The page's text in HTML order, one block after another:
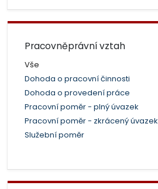
Pracovněprávní vztah
Vše
Dohoda o pracovní činnosti
Dohoda o provedení práce
Pracovní poměr - plný úvazek
Pracovní poměr - zkrácený úvazek
Služební poměr